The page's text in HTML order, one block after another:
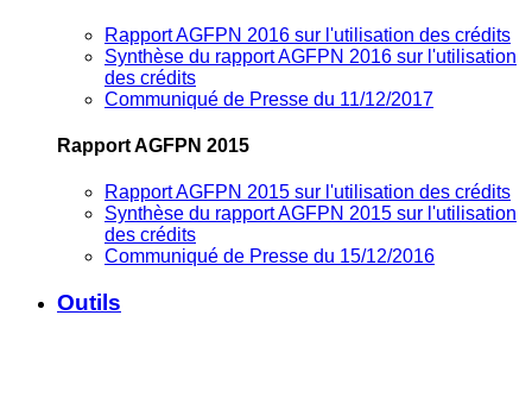
Rapport AGFPN 2016 sur l'utilisation des crédits
Synthèse du rapport AGFPN 2016 sur l'utilisation
des crédits
Communiqué de Presse du 11/12/2017
Rapport AGFPN 2015
Rapport AGFPN 2015 sur l'utilisation des crédits
Synthèse du rapport AGFPN 2015 sur l'utilisation
des crédits
Communiqué de Presse du 15/12/2016
Outils